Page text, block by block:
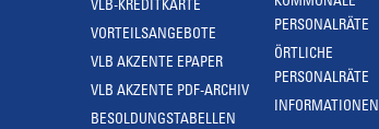
VLB-KREDITKARTE
VORTEILSANGEBOTE
VLB AKZENTE EPAPER
VLB AKZENTE PDF-ARCHIV
BESOLDUNGSTABELLEN
PERSONALRÄTE
ÖRTLICHE
PERSONALRÄTE
INFORMATIONEN